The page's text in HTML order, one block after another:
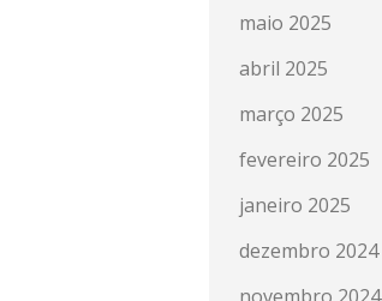
maio 2025
abril 2025
março 2025
fevereiro 2025
janeiro 2025
dezembro 2024